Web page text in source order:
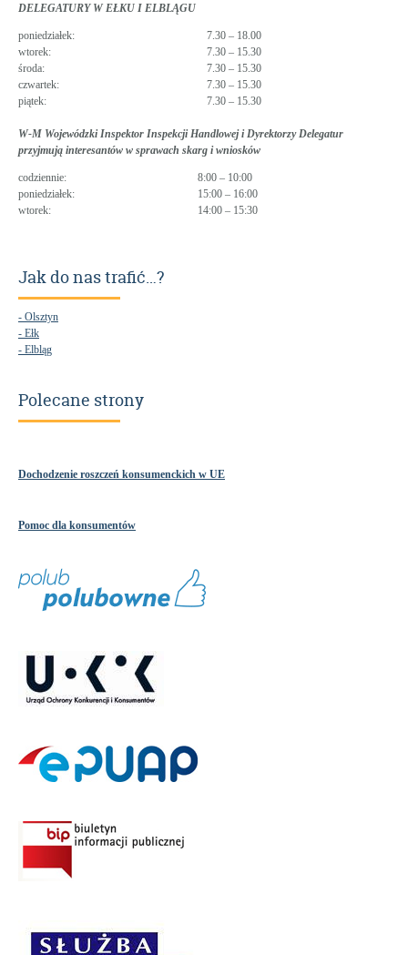
DELEGATURY W EŁKU I ELBLĄGU
poniedziałek:
7.30 – 18.00
wtorek:
7.30 – 15.30
środa:
7.30 – 15.30
czwartek:
7.30 – 15.30
piątek:
7.30 – 15.30
W-M Wojewódzki Inspektor Inspekcji Handlowej i Dyrektorzy Delegatur
przyjmują interesantów w sprawach skarg i wniosków
codziennie:
8:00 – 10:00
poniedziałek:
15:00 – 16:00
wtorek:
14:00 – 15:30
Jak do nas trafić…?
- Olsztyn
- Ełk
- Elbląg
Polecane strony
Dochodzenie roszczeń konsumenckich w UE
Pomoc dla konsumentów